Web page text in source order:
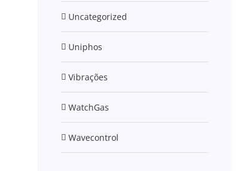
Uncategorized
Uniphos
Vibrações
WatchGas
Wavecontrol